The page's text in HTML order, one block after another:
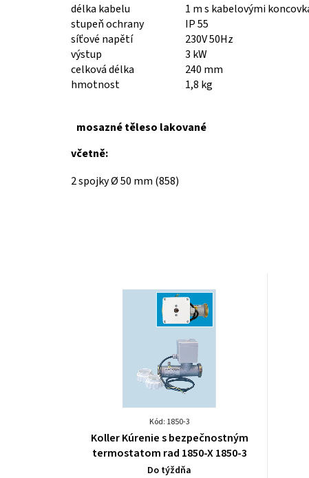
délka kabelu
1 m s kabelovými
stupeň ochrany
IP 55
síťové napětí
230V 50Hz
výstup
3 kW
celková délka
240 mm
hmotnost
1,8 kg
mosazné těleso lakované
včetně:
2 spojky Ø 50 mm (858)
Kód: 1850-3
Koller Kúrenie s bezpečnostným
termostatom rad 1850-X 1850-3
Do týždňa